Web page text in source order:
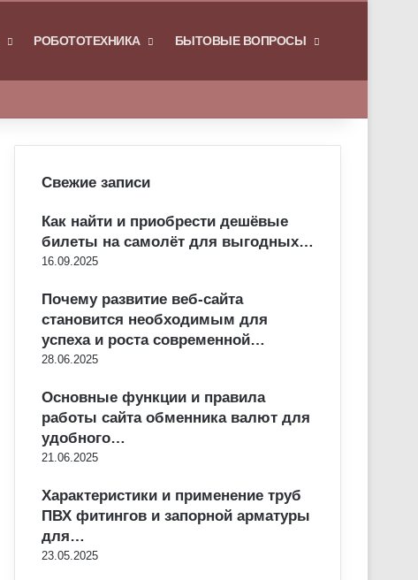
РОБОТОТЕХНИКА БЫТОВЫЕ ВОПРОСЫ
Свежие записи
Как найти и приобрести дешёвые
билеты на самолёт для выгодных…
16.09.2025
Почему развитие веб-сайта
становится необходимым для
успеха и роста современной…
28.06.2025
Основные функции и правила
работы сайта обменника валют для
удобного…
21.06.2025
Характеристики и применение труб
ПВХ фитингов и запорной арматуры
для…
23.05.2025